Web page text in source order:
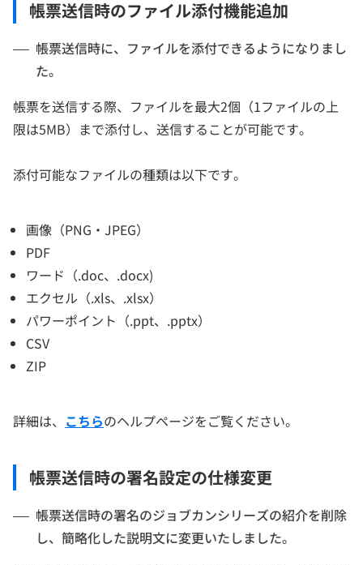
帳票送信時のファイル添付機能追加
帳票送信時に、ファイルを添付できるようになりまし
た。
帳票を送信する際、ファイルを最大2個（1ファイルの上
限は5MB）まで添付し、送信することが可能です。
添付可能なファイルの種類は以下です。
画像（PNG・JPEG）
PDF
ワード（.doc、.docx)
エクセル（.xls、.xlsx）
パワーポイント（.ppt、.pptx）
CSV
ZIP
詳細は、 こちらのヘルプページをご覧ください。
帳票送信時の署名設定の仕様変更
帳票送信時の署名のジョブカンシリーズの紹介を削除
し、簡略化した説明文に変更いたしました。